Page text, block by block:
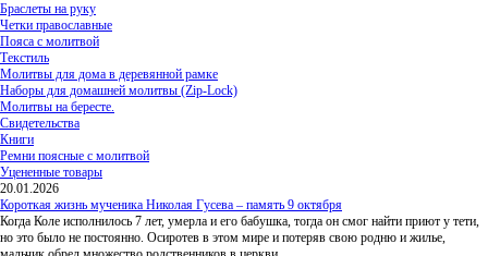
Браслеты на руку
Четки православные
Пояса с молитвой
Текстиль
Молитвы для дома в деревянной рамке
Наборы для домашней молитвы (Zip-Lock)
Молитвы на бересте.
Свидетельства
Книги
Ремни поясные с молитвой
Уцененные товары
20.01.2026
Короткая жизнь мученика Николая Гусева – память 9 октября
Когда Коле исполнилось 7 лет, умерла и его бабушка, тогда он смог найти приют у тети,
но это было не постоянно. Осиротев в этом мире и потеряв свою родню и жилье,